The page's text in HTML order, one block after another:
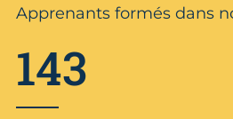
Apprenants formés dans
143